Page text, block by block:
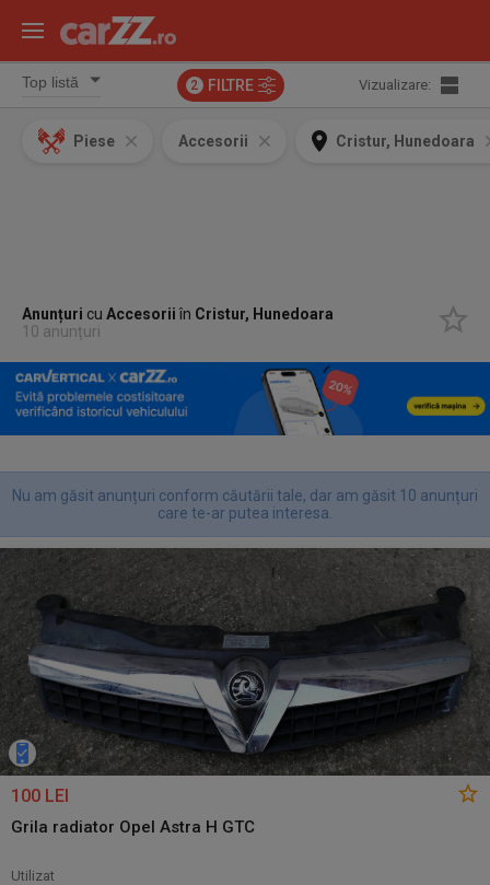
2 FILTRE Vizualizare:
Piese Accesorii Cristur, Hunedoara
Anunțuri cuAccesoriiîn Cristur, Hunedoara
10 anunțuri
Nu am găsit anunțuri conform căutării tale, dar am găsit 10 anunțuri
care te-ar putea interesa.
100 LEI
Grila radiator Opel Astra H GTC
Utilizat